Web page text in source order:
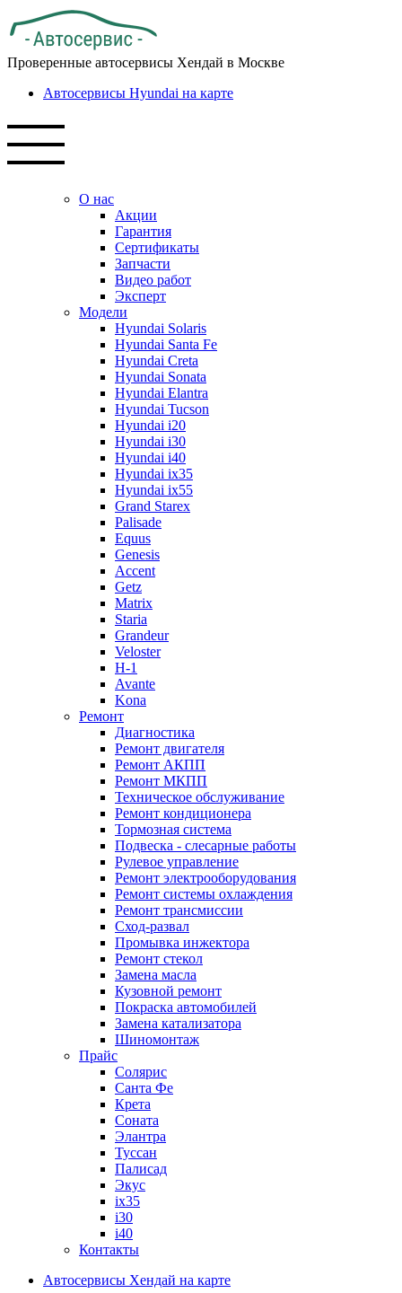
Проверенные автосервисы Хендай в Москве
Автосервисы Hyundai на карте
О нас
Акции
Гарантия
Сертификаты
Запчасти
Видео работ
Эксперт
Модели
Hyundai Solaris
Hyundai Santa Fe
Hyundai Creta
Hyundai Sonata
Hyundai Elantra
Hyundai Tucson
Hyundai i20
Hyundai i30
Hyundai i40
Hyundai ix35
Hyundai ix55
Grand Starex
Palisade
Equus
Genesis
Accent
Getz
Matrix
Staria
Grandeur
Veloster
H-1
Avante
Kona
Ремонт
Диагностика
Ремонт двигателя
Ремонт АКПП
Ремонт МКПП
Техническое обслуживание
Ремонт кондиционера
Тормозная система
Подвеска - слесарные работы
Рулевое управление
Ремонт электрооборудования
Ремонт системы охлаждения
Ремонт трансмиссии
Сход-развал
Промывка инжектора
Ремонт стекол
Замена масла
Кузовной ремонт
Покраска автомобилей
Замена катализатора
Шиномонтаж
Прайс
Солярис
Санта Фе
Крета
Соната
Элантра
Туссан
Палисад
Экус
ix35
i30
i40
Контакты
Автосервисы Хендай на карте